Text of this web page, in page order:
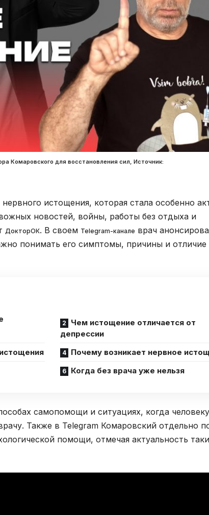
Комаровского для восстановления сил, Источник:
истощения, которая стала особенно
новостей, войны, работы без отдыха и
ДокторОК. В своем Telegram-канале врач
понимать его симптомы, причины и отличие
Чем истощение отличается от
депрессии
Почему возникает нервное
Когда без врача уже нельзя
самопомощи и ситуациях, когда
Также в Telegram Комаровский отдельно
помощи, отмечая актуальность